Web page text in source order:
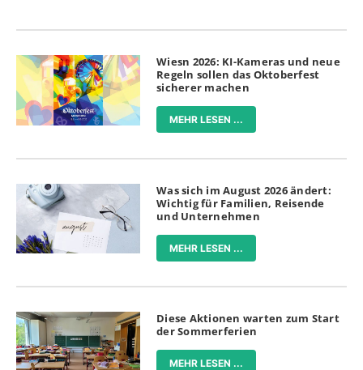
Wiesn 2026: KI-Kameras und neue
Regeln sollen das Oktoberfest
sicherer machen
MEHR LESEN ...
Was sich im August 2026 ändert:
Wichtig für Familien, Reisende
und Unternehmen
MEHR LESEN ...
Diese Aktionen warten zum Start
der Sommerferien
MEHR LESEN ...